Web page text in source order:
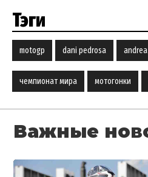
Тэги
motogp dani pedrosa
чемпионат мира мотогонки
Важные